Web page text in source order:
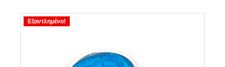
Εξαντλημένο!